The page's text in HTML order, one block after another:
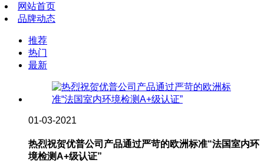
网站首页
品牌动态
推荐
热门
最新
01-03-2021
热烈祝贺优普公司产品通过严苛的欧洲标准“法国室内环
境检测A+级认证”